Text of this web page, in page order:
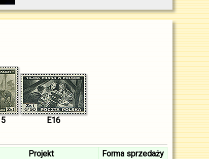
E16
Projekt
Forma sprzedaży